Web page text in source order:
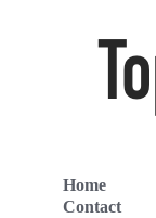
Home
Contact